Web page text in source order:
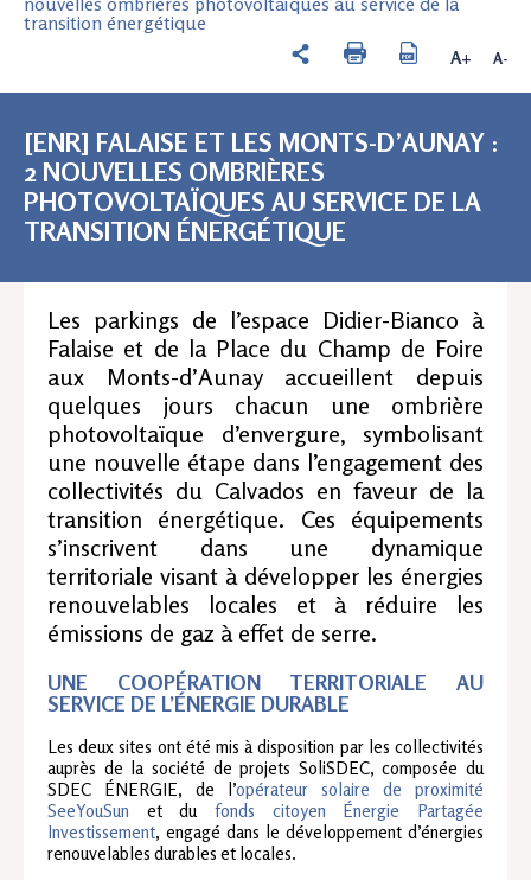
transition énergétique
A+ A-
[ENR] FALAISE ET LES MONTS-D’AUNAY :
2 NOUVELLES OMBRIÈRES
PHOTOVOLTAÏQUES AU SERVICE DE LA
TRANSITION ÉNERGÉTIQUE
Les parkings de l’espace Didier-Bianco à
Falaise et de la Place du Champ de Foire
aux Monts-d’Aunay accueillent depuis
quelques jours chacun une ombrière
photovoltaïque d’envergure, symbolisant
une nouvelle étape dans l’engagement des
collectivités du Calvados en faveur de la
transition énergétique. Ces équipements
s’inscrivent dans une dynamique
territoriale visant à développer les énergies
renouvelables locales et à réduire les
émissions de gaz à effet de serre.
UNE COOPÉRATION TERRITORIALE AU
SERVICE DE L’ÉNERGIE DURABLE
Les deux sites ont été mis à disposition par les collectivités
auprès de la société de projets SoliSDEC, composée du
SDEC ÉNERGIE, de l’opérateur solaire de proximité
SeeYouSun et du fonds citoyen Énergie Partagée
Investissement, engagé dans le développement d’énergies
renouvelables durables et locales.